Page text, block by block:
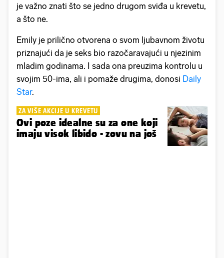
je važno znati što se jedno drugom sviđa u krevetu,
a što ne.
Emily je prilično otvorena o svom ljubavnom životu
priznajući da je seks bio razočaravajući u njezinim
mladim godinama. I sada ona preuzima kontrolu u
svojim 50-ima, ali i pomaže drugima, donosi Daily
Star.
ZA VIŠE AKCIJE U KREVETU
Ovi poze idealne su za one koji
imaju visok libido - zovu na još